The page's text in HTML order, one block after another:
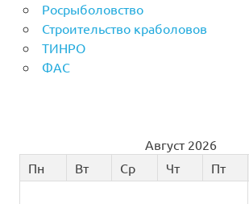
Росрыболовство
Строительство краболовов
ТИНРО
ФАС
Август 2026
Пн
Вт Ср Чт Пт